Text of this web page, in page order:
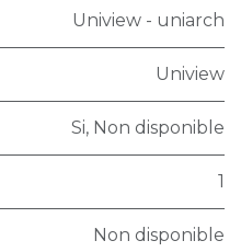
Uniview - uniarch
Uniview
Si, Non disponible
1
Non disponible